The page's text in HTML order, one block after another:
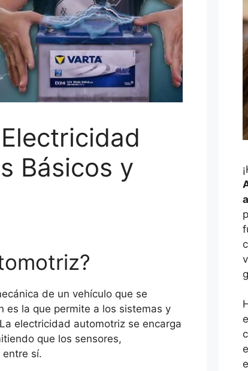
Básicos y
de un vehículo que se
es la que permite a los sistemas y
electricidad automotriz se encarga
que los sensores,
sí.